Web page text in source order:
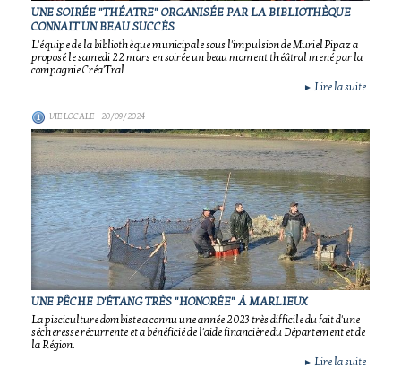
UNE SOIRÉE "THÉATRE" ORGANISÉE PAR LA BIBLIOTHÈQUE
CONNAIT UN BEAU SUCCÈS
L'équipe de la bibliothèque municipale sous l'impulsion de Muriel Pipaz a
proposé le samedi 22 mars en soirée un beau moment théâtral mené par la
compagnie Créa'Tral.
► Lire la suite
VIE LOCALE- 20/09/2024
UNE PÊCHE D'ÉTANG TRÈS "HONORÉE" À MARLIEUX
La pisciculture dombiste a connu une année 2023 très difficile du fait d'une
sécheresse récurrente et a bénéficié de l'aide financière du Département et de
la Région.
► Lire la suite